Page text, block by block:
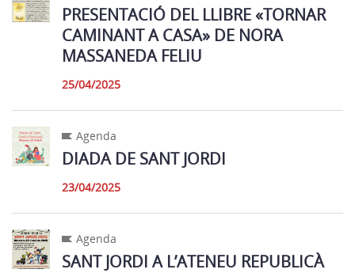
PRESENTACIÓ DEL LLIBRE «TORNAR
CAMINANT A CASA» DE NORA
MASSANEDA FELIU
25/04/2025
Agenda
DIADA DE SANT JORDI
23/04/2025
Agenda
SANT JORDI A L’ATENEU REPUBLICÀ